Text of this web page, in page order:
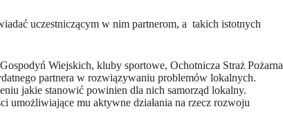
uczestniczącym w nim partnerom, a takich istotnych
Wiejskich, kluby sportowe, Ochotnicza Straż Pożarna
partnera w rozwiązywaniu problemów lokalnych.
jakie stanowić powinien dla nich samorząd lokalny.
umożliwiające mu aktywne działania na rzecz rozwoju